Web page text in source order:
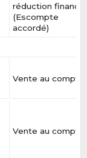
réduction
(Escompte
accordé)
Vente au
Vente au